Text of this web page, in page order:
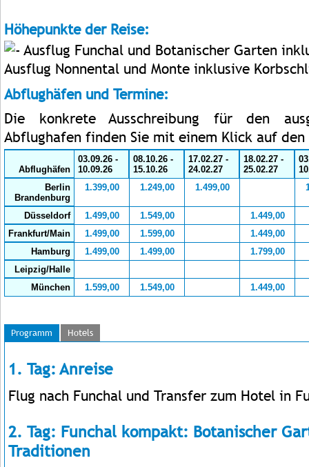
Höhepunkte der Reise:
Ausflug Funchal und Botanischer Garten
Ausflug Nonnental und Monte inklusive
Abflughäfen und Termine:
Die konkrete Ausschreibung für den
Abflughafen finden Sie mit einem Klick auf den
Abflughäfen
03.09.26 -
10.09.26
08.10.26 -
15.10.26
17.02.27 -
24.02.27
18.02.27 -
25.02.27
Berlin
Brandenburg
1.399,00 1.249,00 1.499,00
Düsseldorf 1.499,00 1.549,00
1.449,00
Frankfurt/Main
1.499,00 1.599,00
1.449,00
Hamburg
1.499,00 1.499,00
1.799,00
Leipzig/Halle
München
1.599,00 1.549,00 1.449,00
Programm Hotels
1. Tag: Anreise
Flug nach Funchal und Transfer zum Hotel in
2. Tag: Funchal kompakt: Botanischer
Traditionen